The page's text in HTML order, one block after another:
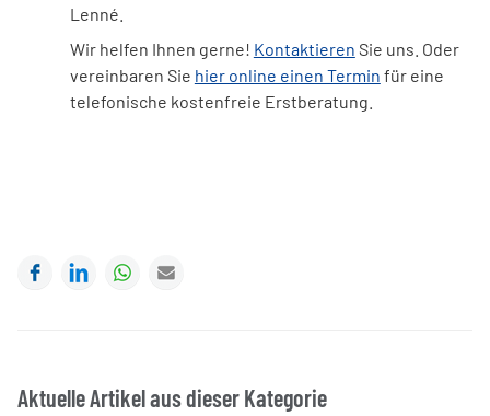
Lenné.
Wir helfen Ihnen gerne! Kontaktieren Sie uns. Oder
vereinbaren Sie hier online einen Termin für eine
telefonische kostenfreie Erstberatung.
FacebookLinkedInWhatsApp
Aktuelle Artikel aus dieser Kategorie